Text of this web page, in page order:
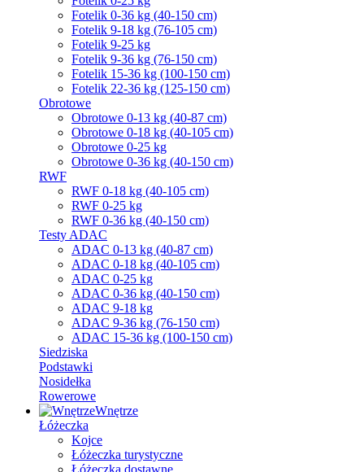
Fotelik 0-36 kg (40-150 cm)
Fotelik 9-18 kg (76-105 cm)
Fotelik 9-25 kg
Fotelik 9-36 kg (76-150 cm)
Fotelik 15-36 kg (100-150 cm)
Fotelik 22-36 kg (125-150 cm)
Obrotowe
Obrotowe 0-13 kg (40-87 cm)
Obrotowe 0-18 kg (40-105 cm)
Obrotowe 0-25 kg
Obrotowe 0-36 kg (40-150 cm)
RWF
RWF 0-18 kg (40-105 cm)
RWF 0-25 kg
RWF 0-36 kg (40-150 cm)
Testy ADAC
ADAC 0-13 kg (40-87 cm)
ADAC 0-18 kg (40-105 cm)
ADAC 0-25 kg
ADAC 0-36 kg (40-150 cm)
ADAC 9-18 kg
ADAC 9-36 kg (76-150 cm)
ADAC 15-36 kg (100-150 cm)
Siedziska
Podstawki
Nosidełka
Rowerowe
Wnętrze
Łóżeczka
Kojce
Łóżeczka turystyczne
Łóżeczka dostawne